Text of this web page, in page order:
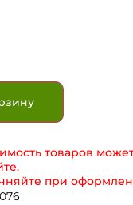
товаров
при